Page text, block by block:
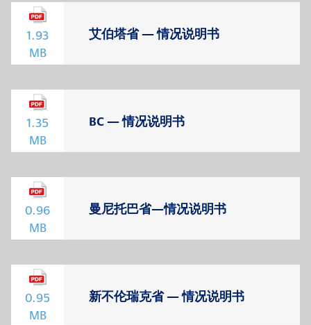
1.93
MB
艾伯塔省 — 情况说明书
1.35
MB
BC — 情况说明书
0.96
MB
曼尼托巴省—情况说明书
0.95
MB
新不伦瑞克省 — 情况说明书